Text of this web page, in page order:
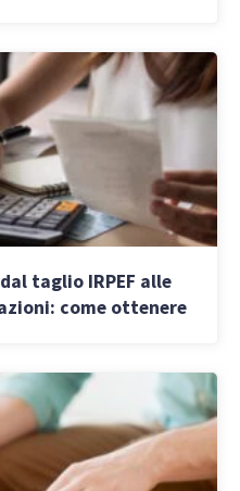
taglio IRPEF alle
come ottenere